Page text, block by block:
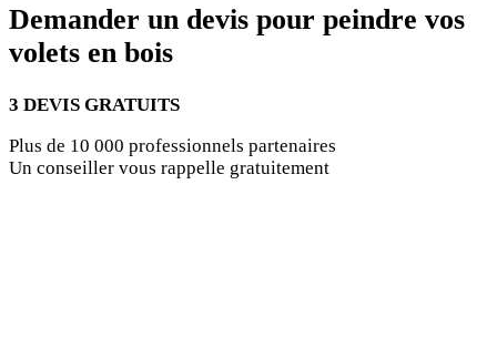
Demander un devis pour peindre vos
volets en bois
3 DEVIS GRATUITS
Plus de 10 000 professionnels partenaires
Un conseiller vous rappelle gratuitement